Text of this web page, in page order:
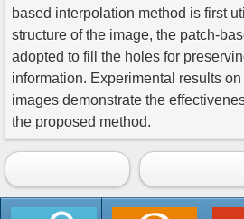
based interpolation method is first
structure of the image, the patch-
adopted to fill the holes for
information. Experimental results on
images demonstrate the
the proposed method.